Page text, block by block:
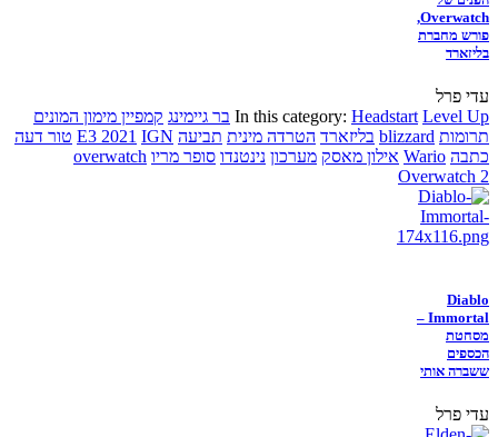
Overwatch,
פורש מחברת
בליזארד
עדי פרל
In this category: Headstart Level Up בר גיימינג קמפיין מימון המונים
תרומות blizzard בליזארד הטרדה מינית תביעה E3 2021 IGN
טור דעה
כתבה Wario אילון מאסק מערכון נינטנדו סופר מריו overwatch
Overwatch 2
Diablo
Immortal –
מסחטת
הכספים
ששברה אותי
עדי פרל